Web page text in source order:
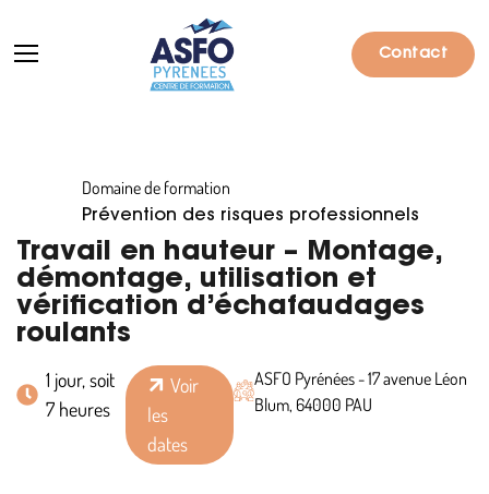
Contact
Formations
Particuliers
Entreprises
Qui sommes-nous ?
Actualités
Informations pratiques
Domaine de formation
Prévention des risques professionnels
Travail en hauteur – Montage,
démontage, utilisation et
vérification d’échafaudages
roulants
1 jour, soit
7 heures
Voir
les
dates
ASFO Pyrénées - 17 avenue Léon
Blum, 64000 PAU